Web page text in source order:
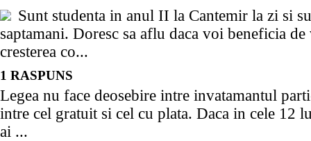
Sunt studenta in anul II la Cantemir la zi si
saptamani. Doresc sa aflu daca voi beneficia
cresterea co...
1 RASPUNS
Legea nu face deosebire intre invatamantul
intre cel gratuit si cel cu plata. Daca in cele 12
ai ...